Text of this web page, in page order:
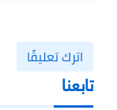
اترك تعليقًا
تابعنا